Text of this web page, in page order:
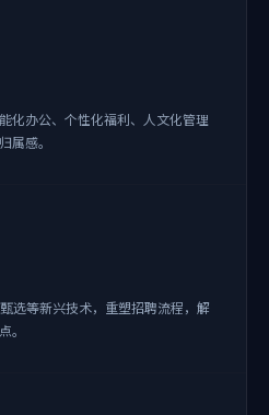
化办公、个性化福利、人文化管理
属感。
选等新兴技术，重塑招聘流程，解
。